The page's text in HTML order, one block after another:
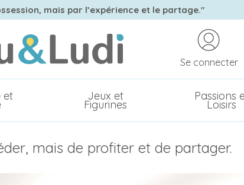
mais par l’expérience et le partage."
Se connecter
et Jeux et
Figurines
Passions
Loisirs
mais de profiter et de partager.